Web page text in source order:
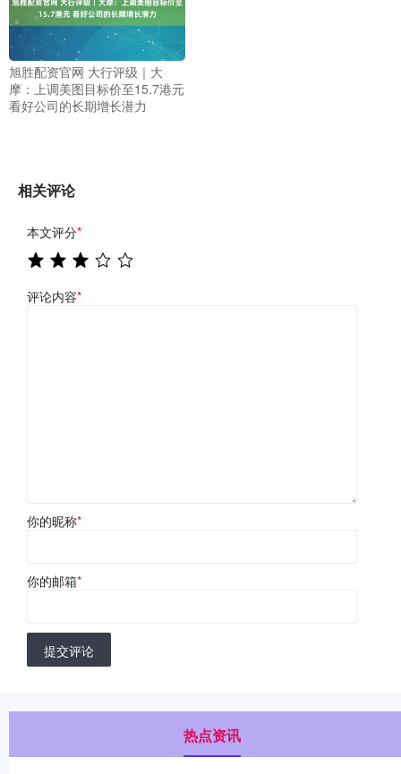
旭胜配资官网 大行评级｜大
摩：上调美图目标价至15.7港元
看好公司的长期增长潜力
相关评论
本文评分*
评论内容*
你的昵称*
你的邮箱*
提交评论
热点资讯